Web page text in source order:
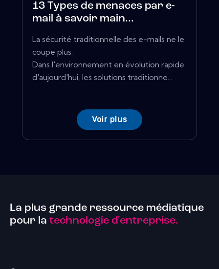
13 Types de menaces par e-
mail à savoir main...
La sécurité traditionnelle des e-mails ne le
coupe plus.
Dans l'environnement en évolution rapide
d'aujourd'hui, les solutions traditionne...
Voir plus
La plus grande ressource médiatique
pour la technologie d'entreprise.